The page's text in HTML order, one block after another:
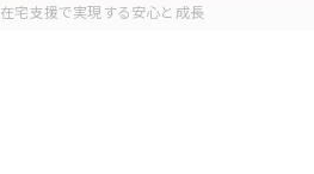
在宅支援で実現する安心と成長